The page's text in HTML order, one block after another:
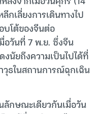
กเลี่ยงการเดินทางไป
โต้ของจีนต่อ
อวันที่ 7 พ.ย. ซึ่งจีน
นัยถึงความเป็นไปได้ที่
ธในสถานการณ์ฉุกเฉิน
ลักษณะเดียวกันเมื่อวัน